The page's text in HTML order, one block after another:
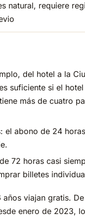
natural, requiere
del hotel a la
suficiente si el hotel
más de cuatro
el abono de 24
72 horas casi
billetes
viajan gratis.
enero de 2023,